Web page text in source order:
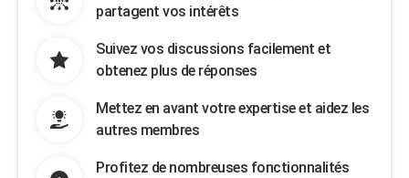
partagent vos intérêts
Suivez vos discussions facilement et
obtenez plus de réponses
Mettez en avant votre expertise et aidez les
autres membres
Profitez de nombreuses fonctionnalités